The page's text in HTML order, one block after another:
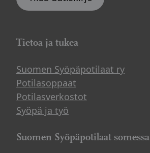
Tietoa ja tukea
Suomen Syöpäpotilaat ry
Potilasoppaat
Potilasverkostot
Syöpä ja työ
Suomen Syöpäpotilaat somessa